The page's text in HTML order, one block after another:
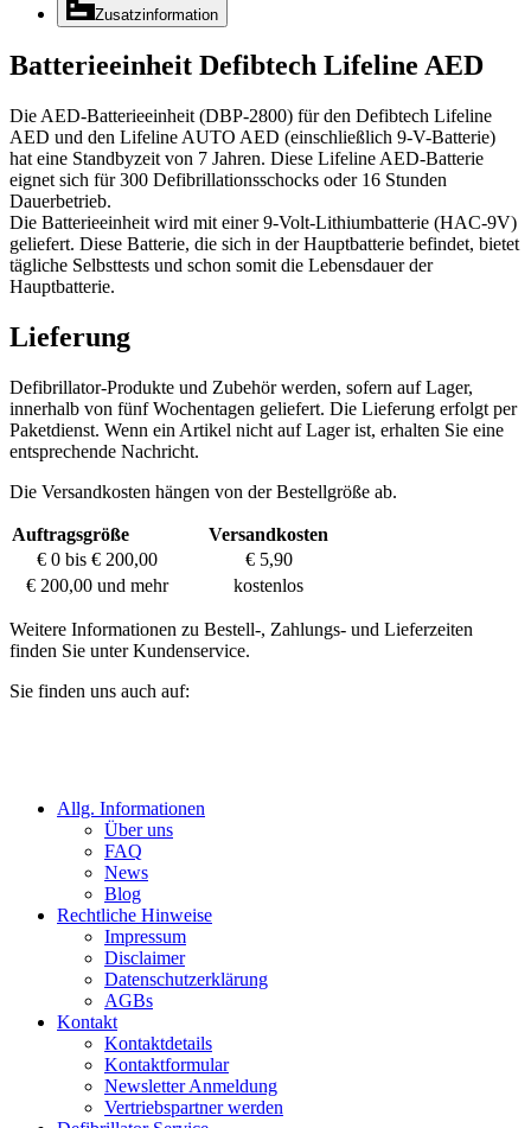
Zusatzinformation
Batterieeinheit Defibtech Lifeline AED
Die AED-Batterieeinheit (DBP-2800) für den Defibtech Lifeline
AED und den Lifeline AUTO AED (einschließlich 9-V-Batterie)
hat eine Standbyzeit von 7 Jahren. Diese Lifeline AED-Batterie
eignet sich für 300 Defibrillationsschocks oder 16 Stunden
Dauerbetrieb.
Die Batterieeinheit wird mit einer 9-Volt-Lithiumbatterie (HAC-9V)
geliefert. Diese Batterie, die sich in der Hauptbatterie befindet, bietet
tägliche Selbsttests und schon somit die Lebensdauer der
Hauptbatterie.
Lieferung
Defibrillator-Produkte und Zubehör werden, sofern auf Lager,
innerhalb von fünf Wochentagen geliefert. Die Lieferung erfolgt per
Paketdienst. Wenn ein Artikel nicht auf Lager ist, erhalten Sie eine
entsprechende Nachricht.
Die Versandkosten hängen von der Bestellgröße ab.
Auftragsgröße
Versandkosten
€ 0 bis € 200,00
€ 5,90
€ 200,00 und mehr
kostenlos
Weitere Informationen zu Bestell-, Zahlungs- und Lieferzeiten
finden Sie unter Kundenservice.
Sie finden uns auch auf:
Allg. Informationen
Über uns
FAQ
News
Blog
Rechtliche Hinweise
Impressum
Disclaimer
Datenschutzerklärung
AGBs
Kontakt
Kontaktdetails
Kontaktformular
Newsletter Anmeldung
Vertriebspartner werden